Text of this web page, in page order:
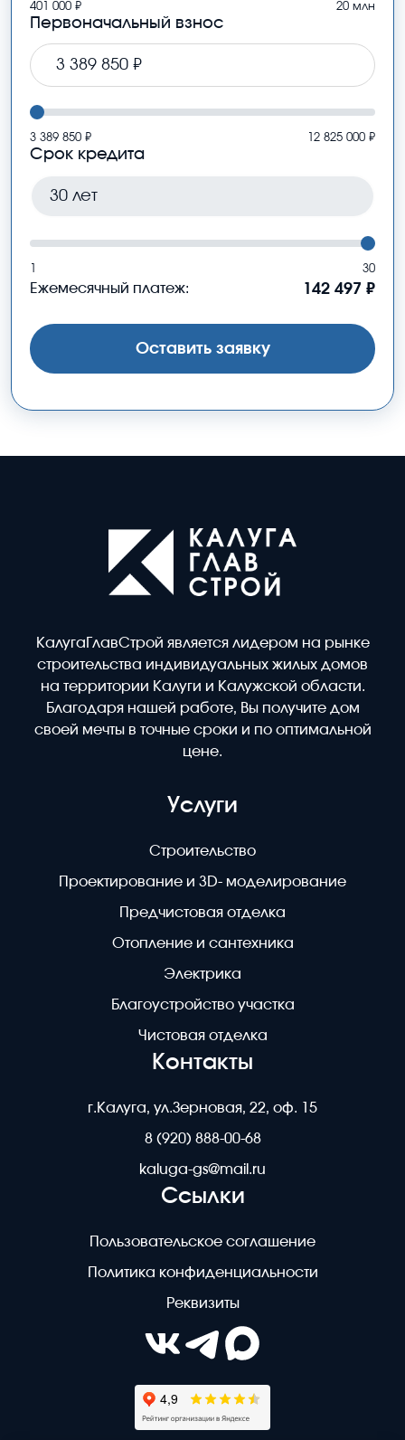
401 000 ₽ 20 млн
Первоначальный взнос
3 389 850 ₽ 12 825 000 ₽
Срок кредита
30
Ежемесячный платеж: 142 497 ₽
Оставить заявку
КалугаГлавСтрой является лидером на рынке
строительства индивидуальных жилых домов
на территории Калуги и Калужской области.
Благодаря нашей работе, Вы получите дом
своей мечты в точные сроки и по оптимальной
цене.
Услуги
Строительство
Проектирование и 3D- моделирование
Предчистовая отделка
Отопление и сантехника
Электрика
Благоустройство участка
Чистовая отделка
Контакты
г.Калуга, ул.Зерновая, 22, оф. 15
8 (920) 888-00-68
kaluga-gs@mail.ru
Ссылки
Пользовательское соглашение
Политика конфиденциальности
Реквизиты